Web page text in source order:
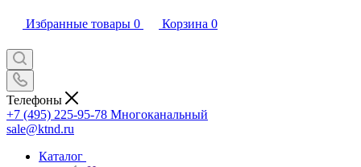
Избранные товары 0 Корзина 0
Телефоны
+7 (495) 225-95-78 Многоканальный
sale@ktnd.ru
Каталог